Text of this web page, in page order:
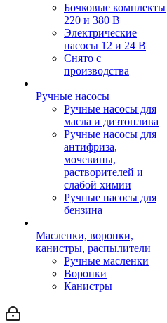
Бочковые комплекты
220 и 380 В
Электрические
насосы 12 и 24 В
Снято с
производства
Ручные насосы
Ручные насосы для
масла и дизтоплива
Ручные насосы для
антифриза,
мочевины,
растворителей и
слабой химии
Ручные насосы для
бензина
Масленки, воронки,
канистры, распылители
Ручные масленки
Воронки
Канистры